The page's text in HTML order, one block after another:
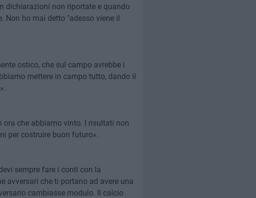
dichiarazioni non riportate e quando
Non ho mai detto "adesso viene il
ostico, che sul campo avrebbe i
mettere in campo tutto, dando il
che abbiamo vinto. I risultati non
per costruire buon futuro».
sempre fare i conti con la
avversari che ti portano ad avere una
cambiasse modulo. Il calcio